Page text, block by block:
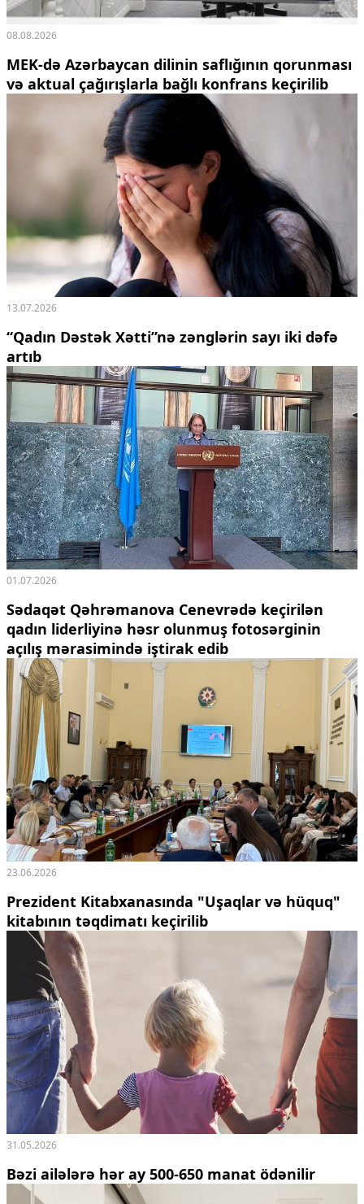
08.08.2026
MEK-də Azərbaycan dilinin saflığının qorunması
və aktual çağırışlarla bağlı konfrans keçirilib
13.07.2026
“Qadın Dəstək Xətti”nə zənglərin sayı iki dəfə
artıb
01.07.2026
Sədaqət Qəhrəmanova Cenevrədə keçirilən
qadın liderliyinə həsr olunmuş fotosərginin
açılış mərasimində iştirak edib
23.06.2026
Prezident Kitabxanasında "Uşaqlar və hüquq"
kitabının təqdimatı keçirilib
31.05.2026
Bəzi ailələrə hər ay 500-650 manat ödənilir